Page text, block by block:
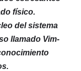
físico.
del sistema
llamado Vim-